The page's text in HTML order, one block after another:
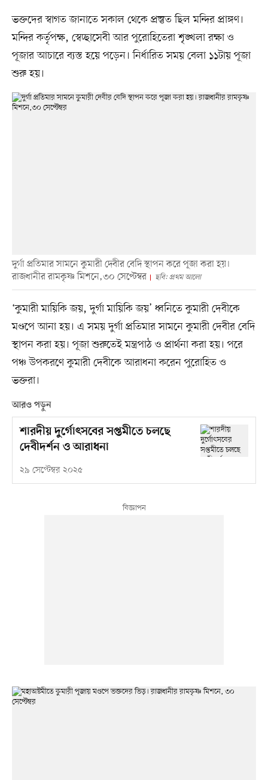
ভক্তদের স্বাগত জানাতে সকাল থেকে প্রস্তুত ছিল মন্দির প্রাঙ্গণ।
মন্দির কর্তৃপক্ষ, স্বেচ্ছাসেবী আর পুরোহিতেরা শৃঙ্খলা রক্ষা ও
পূজার আচারে ব্যস্ত হয়ে পড়েন। নির্ধারিত সময় বেলা ১১টায় পূজা
শুরু হয়।
দুর্গা প্রতিমার সামনে কুমারী দেবীর বেদি স্থাপন করে পূজা করা হয়।
রাজধানীর রামকৃষ্ণ মিশনে,৩০ সেপ্টেম্বর
ছবি: প্রথম আলো
‘কুমারী মায়িকি জয়, দুর্গা মায়িকি জয়’ ধ্বনিতে কুমারী দেবীকে
মণ্ডপে আনা হয়। এ সময় দুর্গা প্রতিমার সামনে কুমারী দেবীর বেদি
স্থাপন করা হয়। পূজা শুরুতেই মন্ত্রপাঠ ও প্রার্থনা করা হয়। পরে
পঞ্চ উপকরণে কুমারী দেবীকে আরাধনা করেন পুরোহিত ও
ভক্তরা।
আরও পড়ুন
শারদীয় দুর্গোৎসবের সপ্তমীতে চলছে
দেবীদর্শন ও আরাধনা
২৯ সেপ্টেম্বর ২০২৫